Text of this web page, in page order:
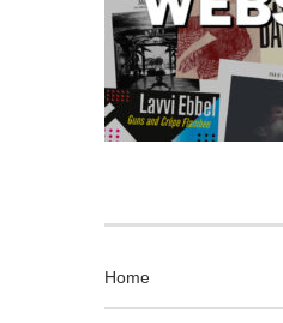
Home